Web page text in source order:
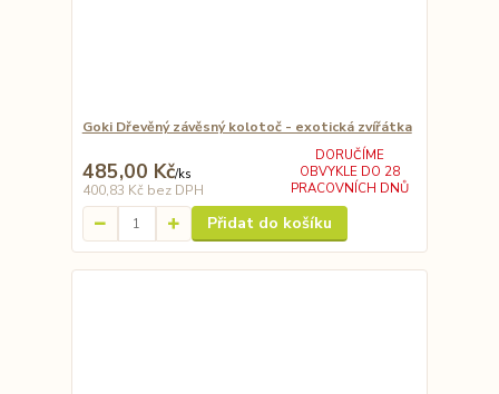
Goki Dřevěný závěsný kolotoč - exotická zvířátka
485,00 Kč/ks
400,83 Kč bez DPH
DORUČÍME
OBVYKLE DO 28
PRACOVNÍCH DNŮ
Přidat do košíku